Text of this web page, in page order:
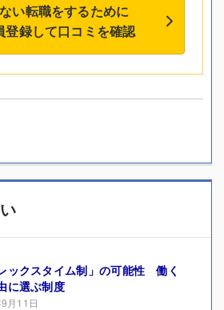
い転職をするために
登録して口コミを確認
ックスタイム制」の可能性 働く
に選ぶ制度
月11日